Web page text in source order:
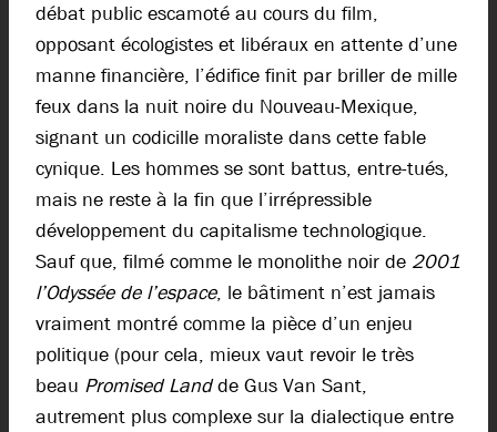
débat public escamoté au cours du film,
opposant écologistes et libéraux en attente d’une
manne financière, l’édifice finit par briller de mille
feux dans la nuit noire du Nouveau-Mexique,
signant un codicille moraliste dans cette fable
cynique. Les hommes se sont battus, entre-tués,
mais ne reste à la fin que l’irrépressible
développement du capitalisme technologique.
Sauf que, filmé comme le monolithe noir de 2001
l’Odyssée de l’espace, le bâtiment n’est jamais
vraiment montré comme la pièce d’un enjeu
politique (pour cela, mieux vaut revoir le très
beau Promised Landde Gus Van Sant,
autrement plus complexe sur la dialectique entre